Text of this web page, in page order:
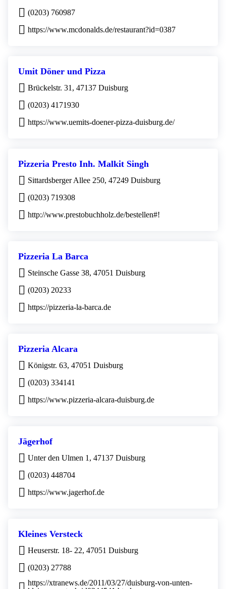
(0203) 760987
https://www.mcdonalds.de/restaurant?id=0387
Umit Döner und Pizza
Brückelstr. 31, 47137 Duisburg
(0203) 4171930
https://www.uemits-doener-pizza-duisburg.de/
Pizzeria Presto Inh. Malkit Singh
Sittardsberger Allee 250, 47249 Duisburg
(0203) 719308
http://www.prestobuchholz.de/bestellen#!
Pizzeria La Barca
Steinsche Gasse 38, 47051 Duisburg
(0203) 20233
https://pizzeria-la-barca.de
Pizzeria Alcara
Königstr. 63, 47051 Duisburg
(0203) 334141
https://www.pizzeria-alcara-duisburg.de
Jägerhof
Unter den Ulmen 1, 47137 Duisburg
(0203) 448704
https://www.jagerhof.de
Kleines Versteck
Heuserstr. 18- 22, 47051 Duisburg
(0203) 27788
https://xtranews.de/2011/03/27/duisburg-von-unten-